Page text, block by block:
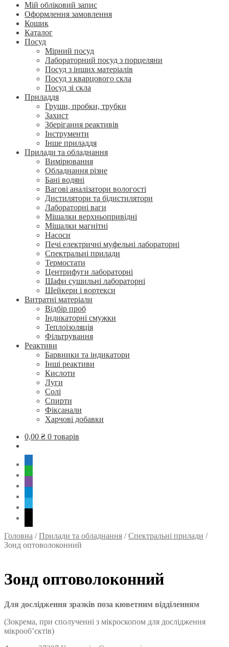
Мій обліковий запис
Оформлення замовлення
Кошик
Каталог
Посуд
Мірний посуд
Лабораторний посуд з порцеляни
Посуд з інших матеріалів
Посуд з кварцового скла
Посуд зі скла
Приладдя
Груши, пробки, трубки
Захист
Зберігання реактивів
Інструменти
Інше приладдя
Прилади та обладнання
Вимірювання
Обладнання різне
Бані водяні
Вагові аналізатори вологості
Дистилятори та бідистилятори
Лабораторні ваги
Мішалки верхньопривідні
Мішалки магнітні
Насоси
Печі електричні муфельні лабораторні
Спектральні прилади
Термостати
Центрифуги лабораторні
Шафи сушильні лабораторні
Шейкери і вортекси
Витратні матеріали
Відбір проб
Індикаторні смужки
Теплоізоляція
Фільтрування
Реактиви
Барвники та індикатори
Інші реактиви
Кислоти
Луги
Солі
Спирти
Фіксанали
Харчові добавки
0,00 ₴ 0 товарів
Головна /Прилади та обладнання /Спектральні прилади /
Зонд оптоволоконний
Зонд оптоволоконний
Для дослідження зразків поза кюветним відділенням
(Зокрема, при сполученні з мікроскопом для дослідження
мікрооб’єктів)